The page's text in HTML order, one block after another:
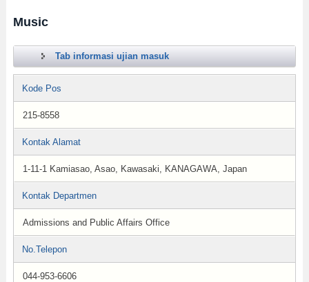
Music
Tab informasi ujian masuk
Kode Pos
215-8558
Kontak Alamat
1-11-1 Kamiasao, Asao, Kawasaki, KANAGAWA, Japan
Kontak Departmen
Admissions and Public Affairs Office
No.Telepon
044-953-6606